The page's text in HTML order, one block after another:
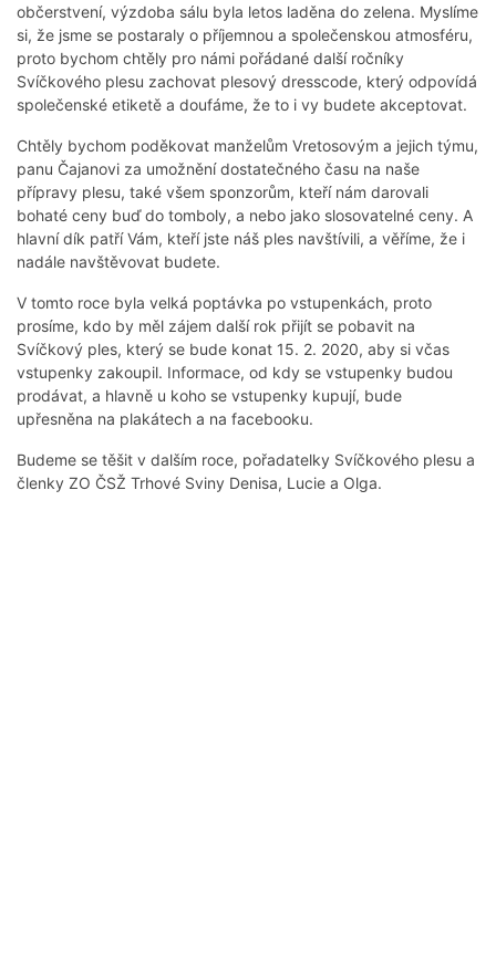
občerstvení, výzdoba sálu byla letos laděna do zelena. Myslíme
si, že jsme se postaraly o příjemnou a společenskou atmosféru,
proto bychom chtěly pro námi pořádané další ročníky
Svíčkového plesu zachovat plesový dresscode, který odpovídá
společenské etiketě a doufáme, že to i vy budete akceptovat.
Chtěly bychom poděkovat manželům Vretosovým a jejich týmu,
panu Čajanovi za umožnění dostatečného času na naše
přípravy plesu, také všem sponzorům, kteří nám darovali
bohaté ceny buď do tomboly, a nebo jako slosovatelné ceny. A
hlavní dík patří Vám, kteří jste náš ples navštívili, a věříme, že i
nadále navštěvovat budete.
V tomto roce byla velká poptávka po vstupenkách, proto
prosíme, kdo by měl zájem další rok přijít se pobavit na
Svíčkový ples, který se bude konat 15. 2. 2020, aby si včas
vstupenky zakoupil. Informace, od kdy se vstupenky budou
prodávat, a hlavně u koho se vstupenky kupují, bude
upřesněna na plakátech a na facebooku.
Budeme se těšit v dalším roce, pořadatelky Svíčkového plesu a
členky ZO ČSŽ Trhové Sviny Denisa, Lucie a Olga.